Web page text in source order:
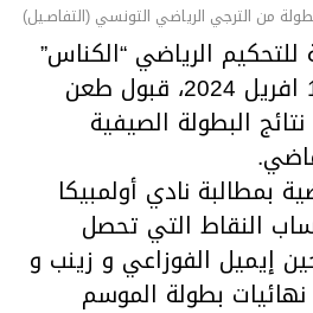
من الترجي الرياضي التونسي (التفاصـيل)
للتحكيم الرياضي “الكناس”
أمس اليوم الإثنين 1 افريل 2024، قبول طعن
البطولة الصيفية
بمطالبة نادي أولمبيكا
النقاط التي تحصل
إيميل الفوزاعي و زينب و
بطولة الموسم